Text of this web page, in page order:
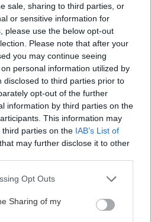
sale, sharing to third parties, or
or sensitive information for
please use the below opt-out
Please note that after your
you may continue seeing
personal information utilized by
disclosed to third parties prior to
opt-out of the further
information by third parties on the
This information may
parties on the IAB’s List of
that may further disclose it to other
app uses one or more Google
behaviour. You may click to
and its third-party tags to
Opt Outs
Sharing of my